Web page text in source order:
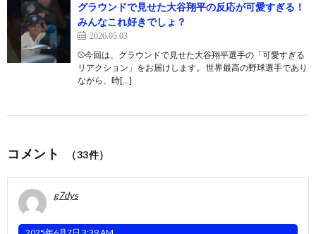
グラウンドで見せた大谷翔平の反応が可愛すぎる！
みんなこれ好きでしょ？
2026.05.03
⚾️今回は、グラウンドで見せた大谷翔平選手の「可愛すぎる
リアクション」をお届けします。 世界最高の野球選手であり
ながら、時[…]
コメント （33件）
g7dys